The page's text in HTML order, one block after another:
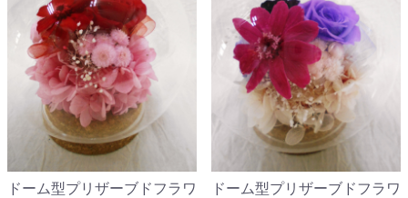
ドーム型プリザーブドフラワ
ドーム型プリザーブドフラワ